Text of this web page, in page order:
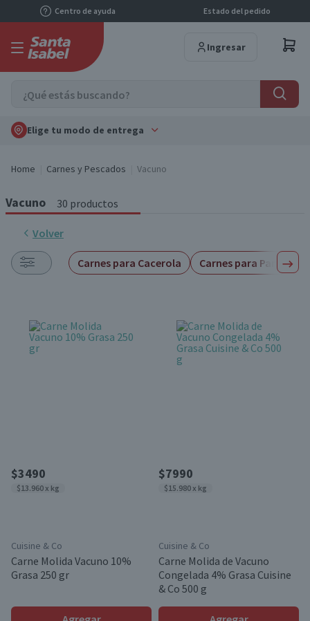
Centro de ayuda Estado del pedido
Ingresar
Elige tu modo de entrega
Home Carnes y Pescados Vacuno
Vacuno 30 productos
Volver
Carnes para Cacerola Carnes para Parrilla
$3490
$13.960 x kg
Cuisine & Co
Carne Molida Vacuno 10%
Grasa 250 gr
$7990
$15.980 x kg
Cuisine & Co
Carne Molida de Vacuno
Congelada 4% Grasa Cuisine
& Co 500 g